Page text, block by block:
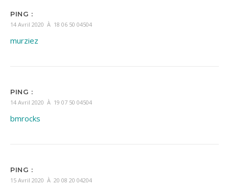
PING :
14 Avril 2020 À 18 06 50 04504
murziez
PING :
14 Avril 2020 À 19 07 50 04504
bmrocks
PING :
15 Avril 2020 À 20 08 20 04204